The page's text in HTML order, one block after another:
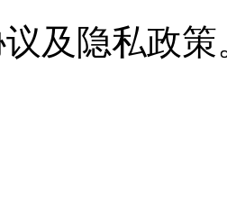
及隐私政策